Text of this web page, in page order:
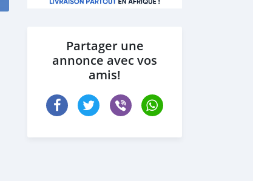
Partager une
annonce avec vos
amis!